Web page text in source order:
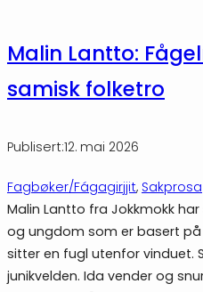
Malin Lantto:
samisk folketro
Publisert:12. mai 2026
Fagbøker/Fágagirjjit, Sakprosa
Malin Lantto fra Jokkmokk
og ungdom som er basert
sitter en fugl utenfor vinduet.
junikvelden. Ida vender og